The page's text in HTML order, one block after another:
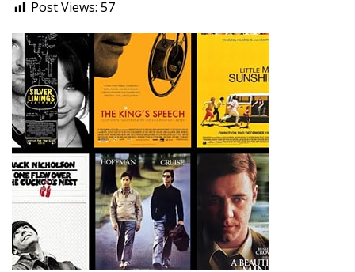
Post Views: 57